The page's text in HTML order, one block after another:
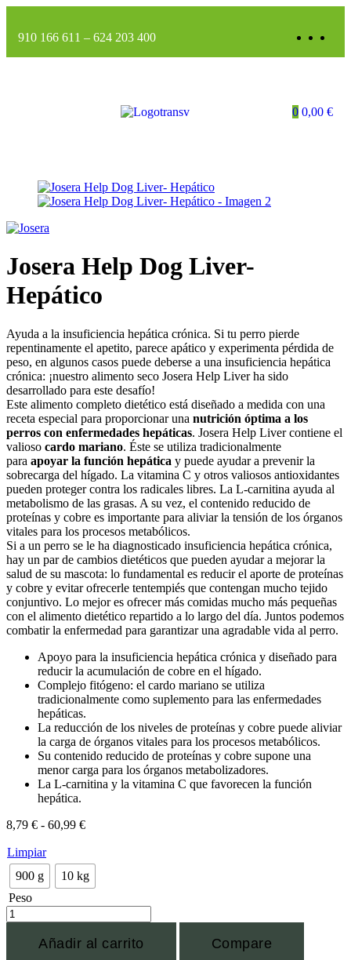
910 166 611 – 624 203 400
0 0,00 €
Josera Help Dog Liver-
Hepático
Ayuda a la insuficiencia hepática crónica. Si tu perro pierde
repentinamente el apetito, parece apático y experimenta pérdida de
peso, en algunos casos puede deberse a una insuficiencia hepática
crónica: ¡nuestro alimento seco Josera Help Liver ha sido
desarrollado para este desafío!
Este alimento completo dietético está diseñado a medida con una
receta especial para proporcionar una nutrición óptima a los
perros con enfermedades hepáticas. Josera Help Liver contiene el
valioso cardo mariano. Éste se utiliza tradicionalmente
para apoyar la función hepática y puede ayudar a prevenir la
sobrecarga del hígado. La vitamina C y otros valiosos antioxidantes
pueden proteger contra los radicales libres. La L-carnitina ayuda al
metabolismo de las grasas. A su vez, el contenido reducido de
proteínas y cobre es importante para aliviar la tensión de los órganos
vitales para los procesos metabólicos.
Si a un perro se le ha diagnosticado insuficiencia hepática crónica,
hay un par de cambios dietéticos que pueden ayudar a mejorar la
salud de su mascota: lo fundamental es reducir el aporte de proteínas
y cobre y evitar ofrecerle tentempiés que contengan mucho tejido
conjuntivo. Lo mejor es ofrecer más comidas mucho más pequeñas
con el alimento dietético repartido a lo largo del día. Juntos podemos
combatir la enfermedad para garantizar una agradable vida al perro.
Apoyo para la insuficiencia hepática crónica y diseñado para
reducir la acumulación de cobre en el hígado.
Complejo fitógeno: el cardo mariano se utiliza
tradicionalmente como suplemento para las enfermedades
hepáticas.
La reducción de los niveles de proteínas y cobre puede aliviar
la carga de órganos vitales para los procesos metabólicos.
Su contenido reducido de proteínas y cobre supone una
menor carga para los órganos metabolizadores.
La L-carnitina y la vitamina C que favorecen la función
hepática.
8,79 € - 60,99 €
Limpiar
900 g
10 kg
Peso
Añadir al carrito Compare